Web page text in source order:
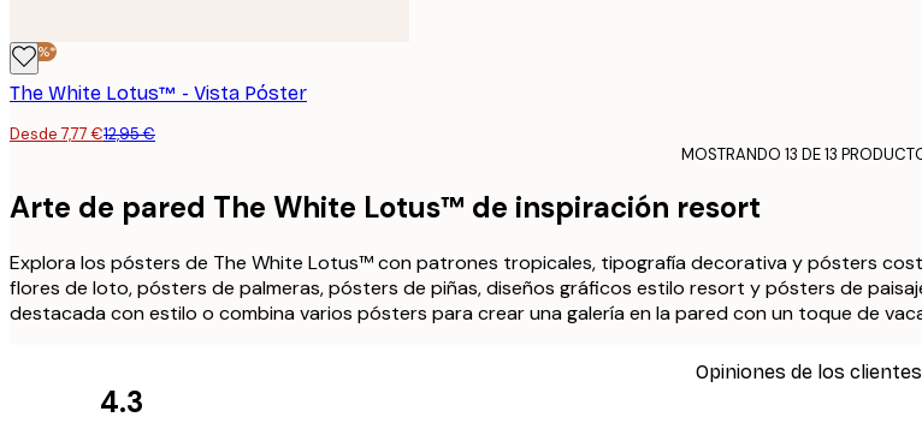
-40%*
The White Lotus™ - Vista Póster
Desde 7,77 €12,95 €
MOSTRANDO 13 DE 13
Arte de pared The White Lotus™ de inspiración resort
Explora los pósters de The White Lotus™ con patrones tropicales, tipografía decorativa y pósters
flores de loto, pósters de palmeras, pósters de piñas, diseños gráficos estilo resort y pósters de
destacada con estilo o combina varios pósters para crear una galería en la pared con un toque de
Opiniones de los clientes
4.3